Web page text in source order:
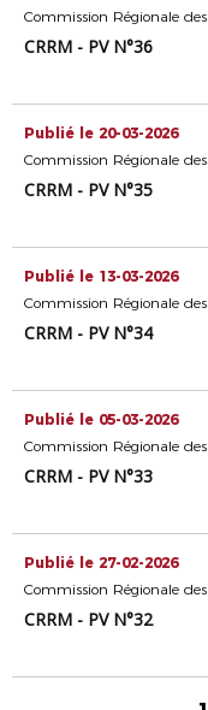
CRRM - PV N°36
Publié le 20-03-2026
CRRM - PV N°35
Publié le 13-03-2026
CRRM - PV N°34
Publié le 05-03-2026
CRRM - PV N°33
Publié le 27-02-2026
CRRM - PV N°32